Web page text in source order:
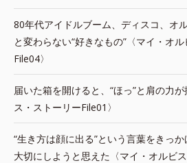
80年代アイドルブーム、ディスコ、オ
と変わらない“好きなもの”〈マイ・オ
File04〉
届いた箱を開けると、“ほっ”と肩の力
ス・ストーリーFile01〉
“生き方は顔に出る”という言葉をきっ
大切にしようと思えた〈マイ・オルビ